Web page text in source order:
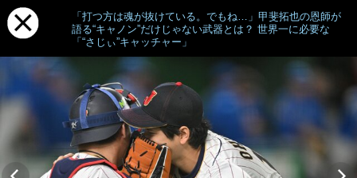
「打つ方は魂が抜けている。でもね…」甲斐拓也の恩師が
語る“キャノン”だけじゃない武器とは？ 世界一に必要な
「“さじぃ”キャッチャー」